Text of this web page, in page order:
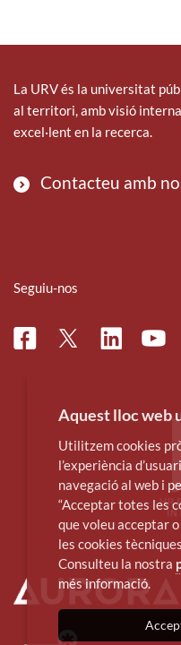
La URV és la universitat
al territori, amb visió
excel·lent en la recerca.
Contacteu amb
Seguiu-nos
FacebookTwitterLinkedin
Aquest lloc web
Utilitzem cookies
l’experiència
navegació al web i
“Acceptar totes les
que voleu acceptar
les cookies
Consulteu la nostra
més informació.